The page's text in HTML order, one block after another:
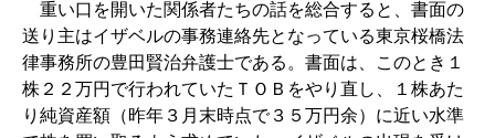
重い口を開いた関係者たちの話を総合すると、書面の
送り主はイザベルの事務連絡先となっている東京桜橋法
律事務所の豊田賢治弁護士である。書面は、このとき１
株２２万円で行われていたＴＯＢをやり直し、１株あた
り純資産額（昨年３月末時点で３５万円余）に近い水準